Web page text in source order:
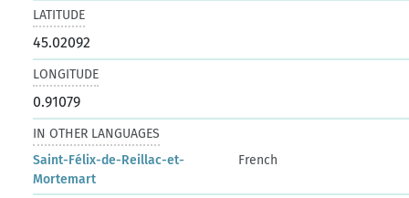
LATITUDE
45.02092
LONGITUDE
0.91079
IN OTHER LANGUAGES
Saint-Félix-de-Reillac-et-
Mortemart
French